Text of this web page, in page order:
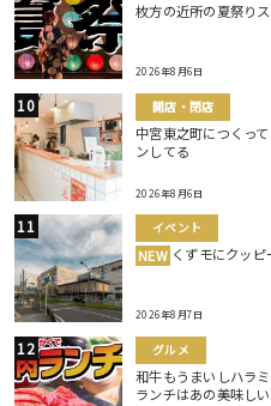
枚方の近所の夏祭り
2026年8月6日
開店・閉店
中宮東之町につくっ
ンしてる
2026年8月6日
イベント
NEW くずモにクッ
2026年8月7日
グルメ
和牛もうまいしハラ
ランチはあの美味し